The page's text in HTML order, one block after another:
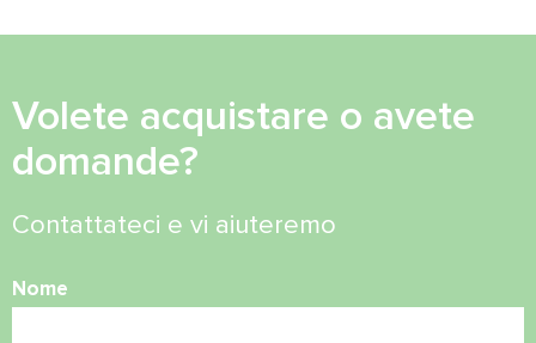
Volete acquistare o avete
domande?
Contattateci e vi aiuteremo
Nome